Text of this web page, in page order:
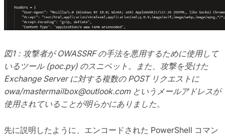
図1：攻撃者が OWASSRF の手法を悪用するために使用して
いるツール (poc.py) のスニペット。また、攻撃を受けた
Exchange Server に対する複数の POST リクエストに
owa/mastermailbox@outlook.comというメールアドレスが
使用されていることが明らかにありました。
先に説明したように、エンコードされた PowerShell コマン